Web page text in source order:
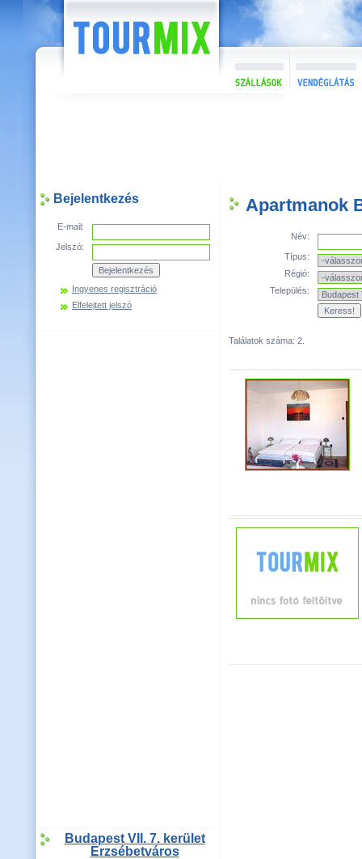
Bejelentkezés
E-mail:
Jelszó:
Ingyenes regisztráció
Elfelejtett jelszó
Budapest VII. 7. kerület
Erzsébetváros
Apartmanok
Név:
Típus:
Régió:
Település:
Találatok száma: 2.